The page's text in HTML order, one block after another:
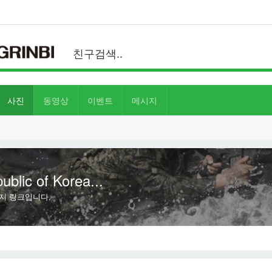
사진 동영상 이벤트 메시지
of Korea...
링크입니다.